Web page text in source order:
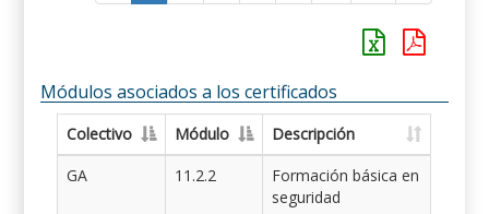
Módulos asociados a los certificados
Colectivo Módulo
Descripción
GA
11.2.2
Formación básica en
seguridad